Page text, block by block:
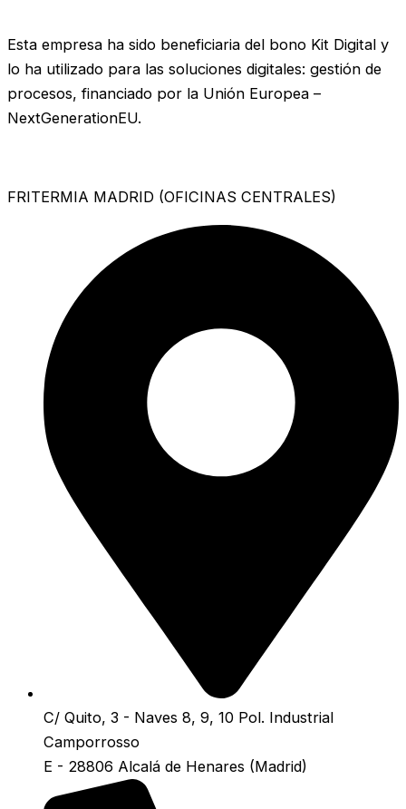
Esta empresa ha sido beneficiaria del bono Kit Digital y
lo ha utilizado para las soluciones digitales: gestión de
procesos, financiado por la Unión Europea –
NextGenerationEU.
FRITERMIA MADRID (OFICINAS CENTRALES)
C/ Quito, 3 - Naves 8, 9, 10 Pol. Industrial
Camporrosso
E - 28806 Alcalá de Henares (Madrid)